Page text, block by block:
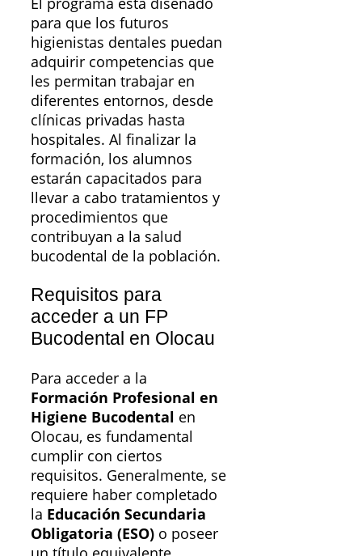
para que los futuros
higienistas dentales puedan
adquirir competencias que
les permitan trabajar en
diferentes entornos, desde
clínicas privadas hasta
hospitales. Al finalizar la
formación, los alumnos
estarán capacitados para
llevar a cabo tratamientos y
procedimientos que
contribuyan a la salud
bucodental de la población.
Requisitos para
acceder a un FP
Bucodental en Olocau
Para acceder a la
Formación Profesional en
Higiene Bucodental en
Olocau, es fundamental
cumplir con ciertos
requisitos. Generalmente, se
requiere haber completado
la Educación Secundaria
Obligatoria (ESO) o poseer